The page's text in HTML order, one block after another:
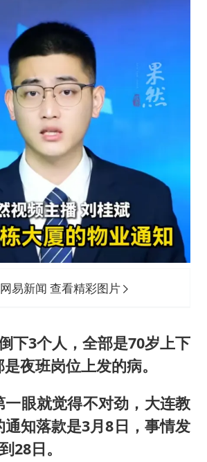
易新闻 查看精彩图片
下3个人，全部是70岁上下
夜班岗位上发的病。
一眼就觉得不对劲，大连教
通知落款是3月8日，事情发
28日。